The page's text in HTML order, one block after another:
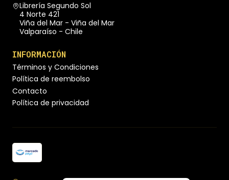
Librería Segundo Sol
4 Norte 421
Viña del Mar - Viña del Mar
Valparaíso - Chile
INFORMACIÓN
Términos y Condiciones
Política de reembolso
Contacto
Política de privacidad